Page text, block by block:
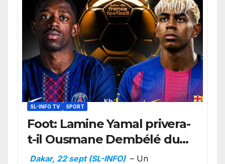
SL-INFO TV SPORT
Foot: Lamine Yamal privera-
t-il Ousmane Dembélé du
Ballon d’or ?
Dakar, 22 sept (SL-INFO) – Un